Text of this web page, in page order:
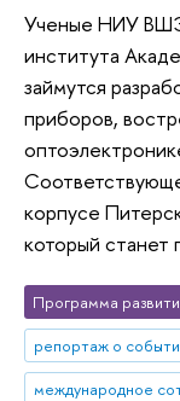
Ученые НИУ
института
займутся
приборов,
корпусе
который станет
Программа
репортаж о
международное